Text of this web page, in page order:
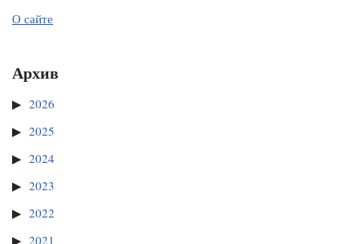
О сайте
Архив
2026
2025
2024
2023
2022
2021